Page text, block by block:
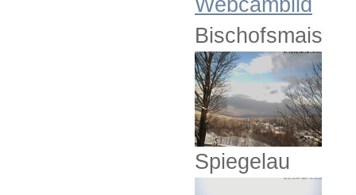
Bischofsmais
Spiegelau